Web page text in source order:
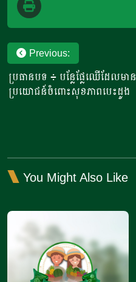
Post
navigation
Previous:
ប្រធានបទ ៖ បន្លែផ្លែឈើដែលមាន
ប្រយោជន៍ចំពោះសុខភាពបេះដូង
You Might Also Like